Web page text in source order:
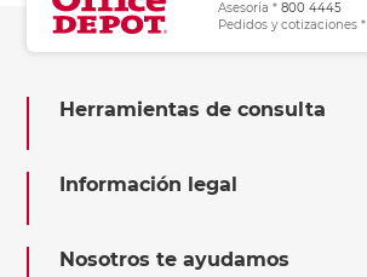
Asesoría * 800 4445
Pedidos y cotizaciones *
Herramientas de consulta
Información legal
Nosotros te ayudamos